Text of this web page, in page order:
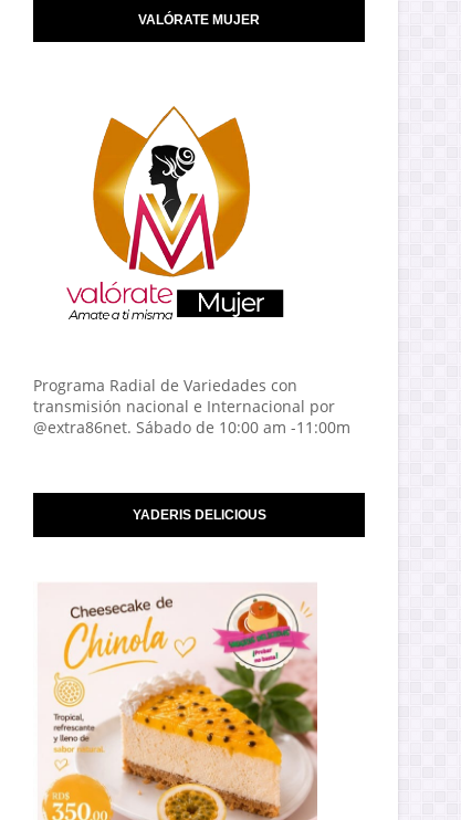
VALÓRATE MUJER
Programa Radial de Variedades con
transmisión nacional e Internacional por
@extra86net. Sábado de 10:00 am -11:00m
YADERIS DELICIOUS